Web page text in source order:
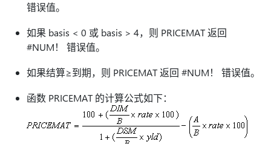
错误值。
如果 basis < 0 或 basis > 4，则 PRICEMAT 返回
#NUM！ 错误值。
如果结算≥到期，则 PRICEMAT 返回 #NUM！ 错误值。
函数 PRICEMAT 的计算公式如下：